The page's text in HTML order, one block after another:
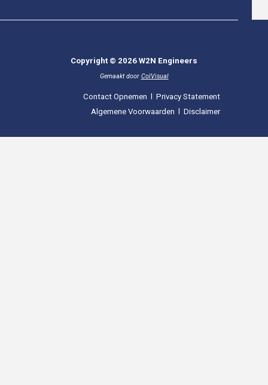
Copyright © 2026 W2N Engineers
Gemaakt door ColVisual
Contact Opnemen
Privacy Statement
Algemene Voorwaarden
Disclaimer